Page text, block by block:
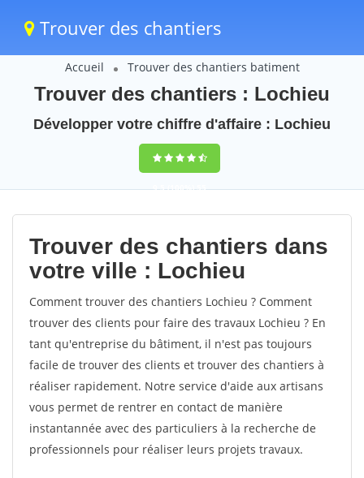
Trouver des chantiers
Accueil Trouver des chantiers batiment
Trouver des chantiers : Lochieu
Développer votre chiffre d'affaire : Lochieu
9,5(100%)55
votes
Trouver des chantiers dans
votre ville : Lochieu
Comment trouver des chantiers Lochieu ? Comment
trouver des clients pour faire des travaux Lochieu ? En
tant qu'entreprise du bâtiment, il n'est pas toujours
facile de trouver des clients et trouver des chantiers à
réaliser rapidement. Notre service d'aide aux artisans
vous permet de rentrer en contact de manière
instantannée avec des particuliers à la recherche de
professionnels pour réaliser leurs projets travaux.